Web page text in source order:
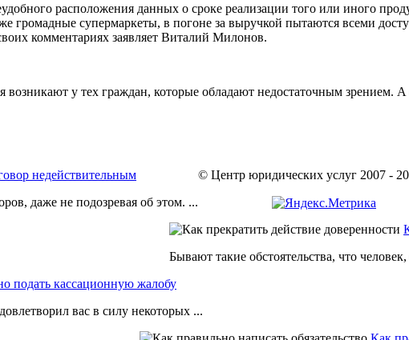
расположения данных о сроке реализации того или иного
громадные супермаркеты, в погоне за выручкой пытаются всеми
комментариях заявляет Виталий Милонов.
у тех граждан, которые обладают недостаточным зрением.
недействительным
даже не подозревая об этом. ...
Бывают такие обстоятельства, что
подать кассационную жалобу
вас в силу некоторых ...
© Центр юридических услуг 2007 -